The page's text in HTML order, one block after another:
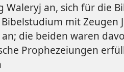
Waleryj an, sich für die
mit Zeugen
an; die beiden waren
Prophezeiungen